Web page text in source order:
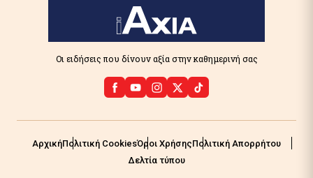
Οι ειδήσεις που δίνουν αξία στην καθημερινή σας
ΑρχικήΠολιτική CookiesΌροι ΧρήσηςΠολιτική Απορρήτου
Δελτία τύπου